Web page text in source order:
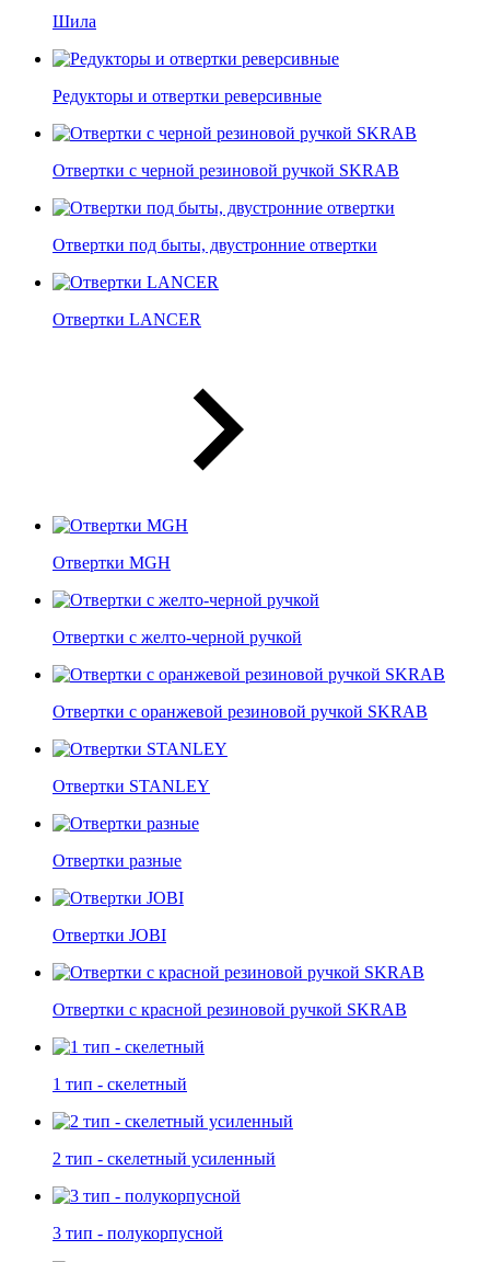
Шила
Редукторы и отвертки реверсивные
Отвертки c черной резиновой ручкой SKRAB
Отвертки под быты, двустронние отвертки
Отвертки LANCER
Отвертки MGH
Отвертки с желто-черной ручкой
Отвертки c оранжевой резиновой ручкой SKRAB
Отвертки STANLEY
Отвертки разные
Отвертки JOBI
Отвертки c красной резиновой ручкой SKRAB
1 тип - скелетный
2 тип - скелетный усиленный
3 тип - полукорпусной